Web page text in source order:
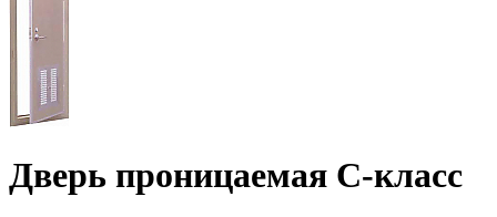
Дверь проницаемая C-класс